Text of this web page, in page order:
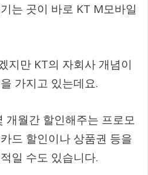
는 곳이 바로 KT M모바일
지만 KT의 자회사 개념이
가지고 있는데요.
개월간 할인해주는 프로모
드 할인이나 상품권 등을
일 수도 있습니다.